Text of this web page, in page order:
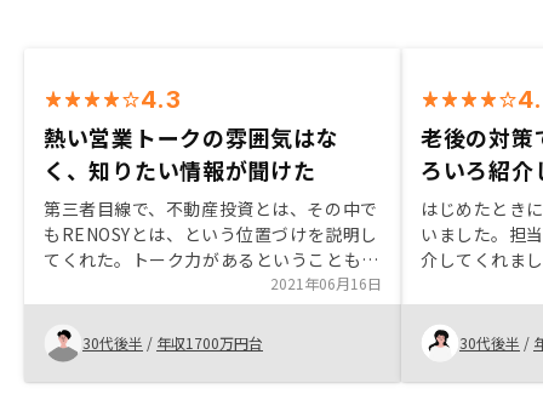
4.3
熱い営業トークの雰囲気はな
く、知りたい情報が聞けた
第三者目線で、不動産投資とは、その中で
もRENOSYとは、という位置づけを説明し
てくれた。トーク力があるということもあ
るかもしれないが、聞き手にとっては、知
りたいことこゴールが明確で、判断材料を
与えてくれた。買うという判断をさせるた
めの、熱い営業トークの雰囲気を全く感じ
なかった。
2021年06月16日
30代後半 / 年収1700万円台
老後の対策
ろいろ紹介
はじめたとき
いました。担
介してくれま
らえますし、
いだと思いま
とをていねい
心でした。
30代後半 /